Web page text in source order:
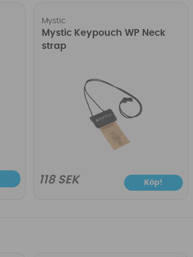
Mystic
Mystic Keypouch WP Neck
strap
118 SEK Köp!